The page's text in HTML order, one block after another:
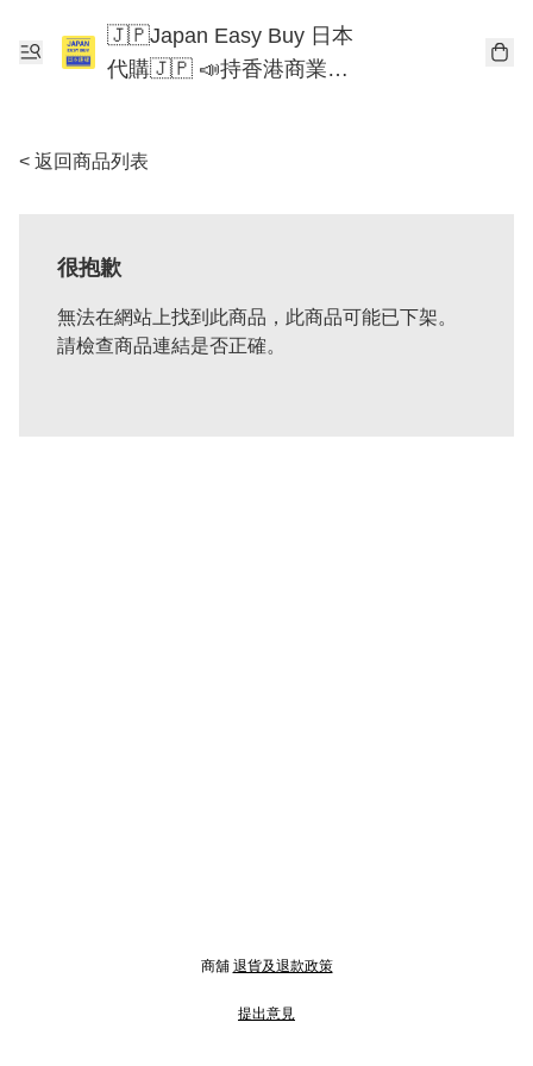
🇯🇵Japan Easy Buy 日本
代購🇯🇵 📣持香港商業登
< 返回商品列表
很抱歉
無法在網站上找到此商品，此商品可能已下架。
請檢查商品連結是否正確。
商舖 退貨及退款政策
提出意見